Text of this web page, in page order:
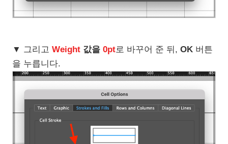
▼ 그리고 Weight 값을 0pt로 바꾸어 준 뒤, OK 버튼
을 누릅니다.